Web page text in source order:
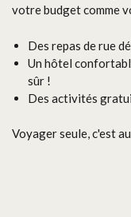
votre budget comme
Des repas de rue
Un hôtel
sûr !
Des activités
Voyager seule, c'est